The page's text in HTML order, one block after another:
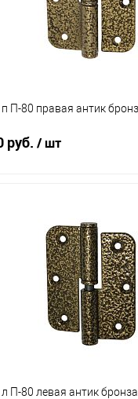
п П-80 правая антик
руб. / шт
в 1 клик
В
л П-80 левая антик бронза